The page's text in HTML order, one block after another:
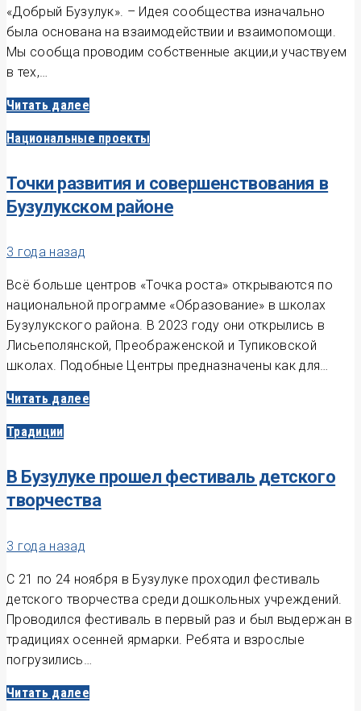
«Добрый Бузулук». – Идея сообщества изначально
была основана на взаимодействии и взаимопомощи.
Мы сообща проводим собственные акции,и участвуем
в тех,…
Читать далее
Национальные проекты
Точки развития и совершенствования в
Бузулукском районе
3 года назад
Всё больше центров «Точка роста» открываются по
национальной программе «Образование» в школах
Бузулукского района. В 2023 году они открылись в
Лисьеполянской, Преображенской и Тупиковской
школах. Подобные Центры предназначены как для…
Читать далее
Традиции
В Бузулуке прошел фестиваль детского
творчества
3 года назад
С 21 по 24 ноября в Бузулуке проходил фестиваль
детского творчества среди дошкольных учреждений.
Проводился фестиваль в первый раз и был выдержан в
традициях осенней ярмарки. Ребята и взрослые
погрузились…
Читать далее